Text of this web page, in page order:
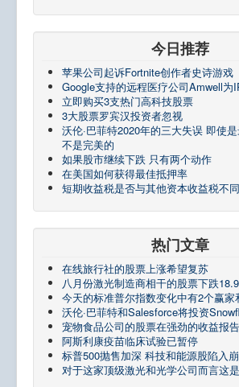
今日推荐
苹果公司起诉Fortnite创作者史诗游戏
Google支持的远程医疗公司Amwell为
立即购买3支热门高科技股票
3大股票罗宾汉投资者忽视
沃伦·巴菲特2020年的三大失误 即使
不是完美的
如果股市继续下跌 只有两个动作
在美国如何获得最佳抵押率
短期收益税是否与其他资本收益税不同
热门文章
在线旅行社的股票上涨希望复苏
八月份激光制造商相干的股票下跌
今天的标准普尔指数变化中有2个赢家
沃伦·巴菲特和Salesforce将投资
宠物食品公司的股票在强劲的收益报
阿斯利康疫苗临床试验已暂停
标普500抛售加深 科技和能源股陷入
对于这家顶级激光和光学公司而言这